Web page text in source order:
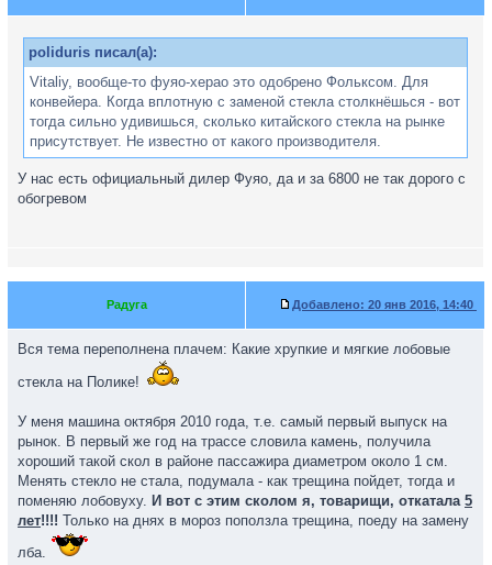
poliduris писал(а):
Vitaliy, вообще-то фуяо-херао это одобрено Фольксом. Для
конвейера. Когда вплотную с заменой стекла столкнёшься - вот
тогда сильно удивишься, сколько китайского стекла на рынке
присутствует. Не известно от какого производителя.
У нас есть официальный дилер Фуяо, да и за 6800 не так дорого с
обогревом
Радуга Добавлено: 20 янв 2016, 14:40
Вся тема переполнена плачем: Какие хрупкие и мягкие лобовые
стекла на Полике!
У меня машина октября 2010 года, т.е. самый первый выпуск на
рынок. В первый же год на трассе словила камень, получила
хороший такой скол в районе пассажира диаметром около 1 см.
Менять стекло не стала, подумала - как трещина пойдет, тогда и
поменяю лобовуху. И вот с этим сколом я, товарищи, откатала 5
лет!!!! Только на днях в мороз поползла трещина, поеду на замену
лба.